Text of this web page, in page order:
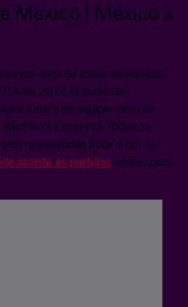
México | México x
pré-jogo de todas as equipes
de 2022. O áudio das
nativa da equipe, além de
e Espanhol. Todas as
assistidas após o fim da
assistir às partidas no seu país.